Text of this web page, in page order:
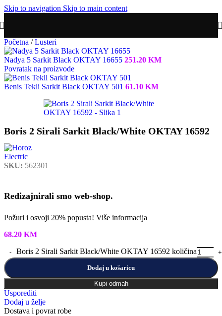
Skip to navigation Skip to main content
Početna / Lusteri
Nadya 5 Sarkit Black OKTAY 16655 251.20 KM
Povratak na proizvode
Benis Tekli Sarkit Black OKTAY 501 61.10 KM
Boris 2 Sirali Sarkit Black/White OKTAY 16592
SKU: 562301
Redizajnirali smo web-shop.
Požuri i osvoji 20% popusta! Više informacija
68.20 KM
Boris 2 Sirali Sarkit Black/White OKTAY 16592 količina
Dodaj u košaricu
Kupi odmah
Usporediti
Dodaj u želje
Dostava i povrat robe